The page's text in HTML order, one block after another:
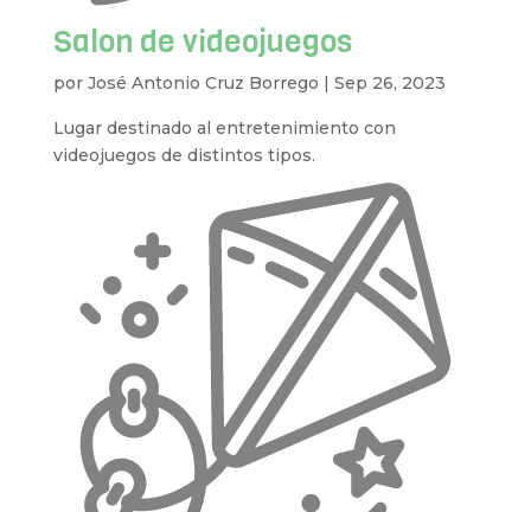
Salon de videojuegos
por José Antonio Cruz Borrego Sep 26, 2023
Lugar destinado al entretenimiento con
videojuegos de distintos tipos.